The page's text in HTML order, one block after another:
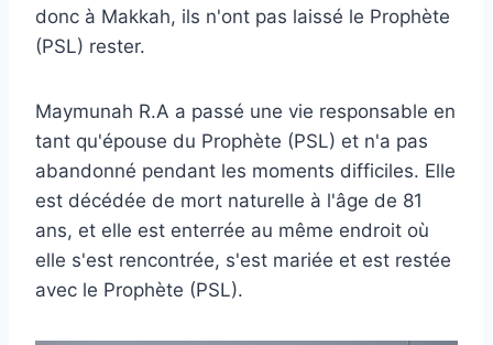
donc à Makkah, ils n'ont pas laissé le Prophète
(PSL) rester.
Maymunah R.A a passé une vie responsable en
tant qu'épouse du Prophète (PSL) et n'a pas
abandonné pendant les moments difficiles. Elle
est décédée de mort naturelle à l'âge de 81
ans, et elle est enterrée au même endroit où
elle s'est rencontrée, s'est mariée et est restée
avec le Prophète (PSL).